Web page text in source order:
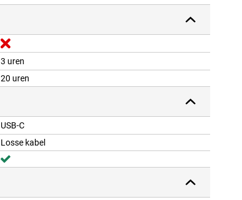
3 uren
20 uren
USB-C
Losse kabel